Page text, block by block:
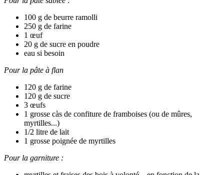
100 g de beurre ramolli
250 g de farine
1 œuf
20 g de sucre en poudre
eau si besoin
Pour la pâte à flan
120 g de farine
120 g de sucre
3 œufs
1 grosse càs de confiture de framboises (ou de mûres,
myrtilles...)
1/2 litre de lait
1 grosse poignée de myrtilles
Pour la garniture :